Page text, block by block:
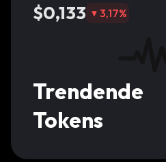
$0,133 3,17%
Trendende
Tokens